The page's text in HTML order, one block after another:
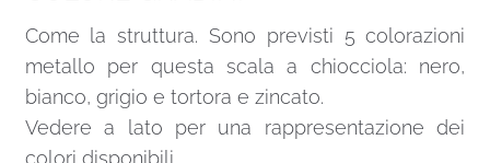
Come la struttura. Sono previsti 5 colorazioni
metallo per questa scala a chiocciola: nero,
bianco, grigio e tortora e zincato.
Vedere a lato per una rappresentazione dei
colori disponibili.